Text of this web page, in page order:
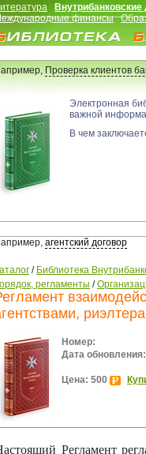
финансы
Проверка клиентов
Электронная
важной
В чем
агентский договор
/ Библиотека
регламенты /
Номер:
Дата обновления:
Цена: 500
Регламент